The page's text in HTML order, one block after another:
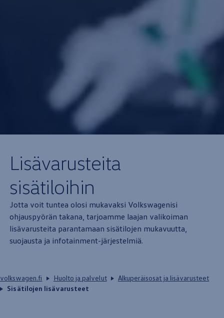
Lisävarusteita
sisä­tiloihin
Jotta voit tuntea olosi mukavaksi Volkswagenisi
ohjauspyörän takana, tarjoamme laajan valikoiman
lisävarusteita parantamaan sisätilojen mukavuutta,
suojausta ja infotainment-järjestelmiä.
volkswagen.fi Huolto ja palvelut
Alkuperäisosat ja lisävarusteet
Sisätilojen lisävarusteet